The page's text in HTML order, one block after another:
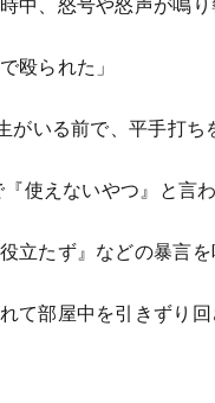
殴られた」
がいる前で、平手打ち
使えないやつ』と言わ
立たず』などの暴言を
て部屋中を引きずり回